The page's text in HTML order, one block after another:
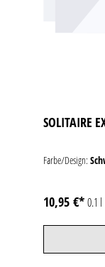
SOLITAIRE
Farbe/Design:
10,95 €*0.1 l